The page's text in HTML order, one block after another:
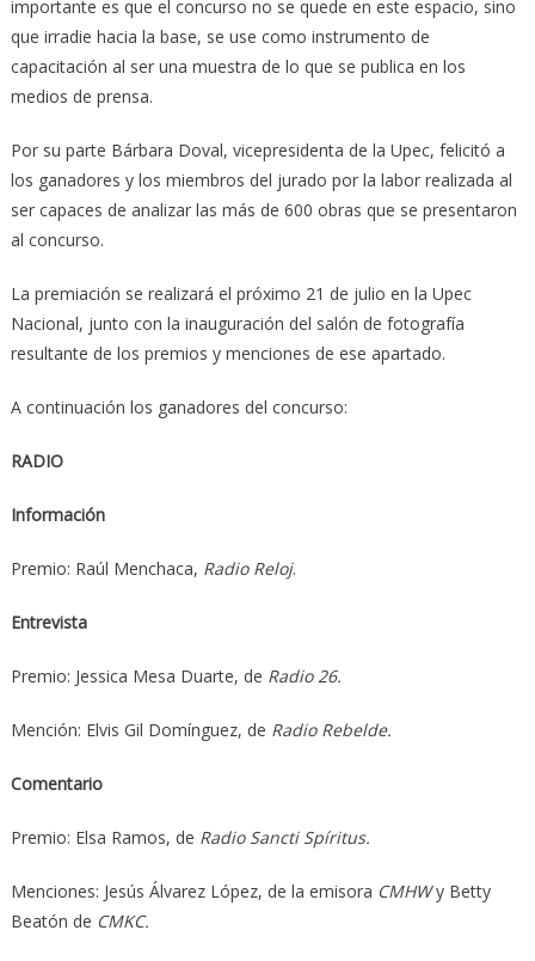
importante es que el concurso no se quede en este espacio, sino
que irradie hacia la base, se use como instrumento de
capacitación al ser una muestra de lo que se publica en los
medios de prensa.
Por su parte Bárbara Doval, vicepresidenta de la Upec, felicitó a
los ganadores y los miembros del jurado por la labor realizada al
ser capaces de analizar las más de 600 obras que se presentaron
al concurso.
La premiación se realizará el próximo 21 de julio en la Upec
Nacional, junto con la inauguración del salón de fotografía
resultante de los premios y menciones de ese apartado.
A continuación los ganadores del concurso:
RADIO
Información
Premio: Raúl Menchaca, Radio Reloj.
Entrevista
Premio: Jessica Mesa Duarte, de Radio 26.
Mención: Elvis Gil Domínguez, de Radio Rebelde.
Comentario
Premio: Elsa Ramos, de Radio Sancti Spíritus.
Menciones: Jesús Álvarez López, de la emisora CMHWy Betty
Beatón de CMKC.